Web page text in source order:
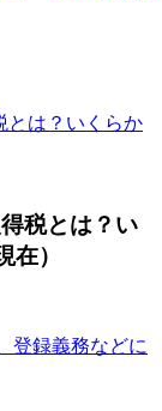
税とは？い
在）